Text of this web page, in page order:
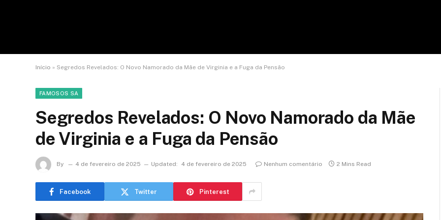
Início » Segredos Revelados: O Novo Namorado da Mãe de Virginia e a Fuga da Pensão
FAMOSOS SA
Segredos Revelados: O Novo Namorado da Mãe
de Virginia e a Fuga da Pensão
By 4 de fevereiro de 2025 Updated: 4 de fevereiro de 2025 Nenhum comentário 2 Mins Read
Facebook Twitter Pinterest